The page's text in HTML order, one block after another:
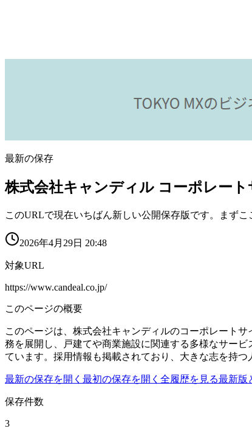
最新の保存
株式会社キャンディル コーポレート
このURLで現在いちばん新しい公開保存版です。まずこ
2026年4月29日 20:48
対象URL
https://www.candeal.co.jp/
このページの概要
このページは、株式会社キャンディルのコーポレート
務を展開し、戸建てや商業施設に関連する多様なサー
ています。採用情報も掲載されており、大きな志を持
最新の保存を開く 最初の保存を開く 全履歴を見る最新版
保存件数
3